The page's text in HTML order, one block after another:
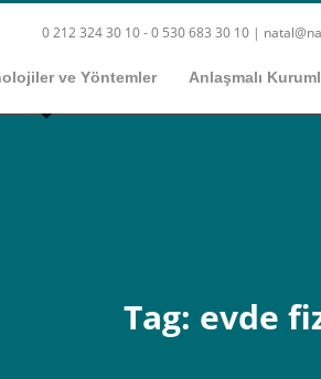
0 212 324 30 10 - 0 530 683 30 10 |
ve Yöntemler Anlaşmalı
Tag: evde